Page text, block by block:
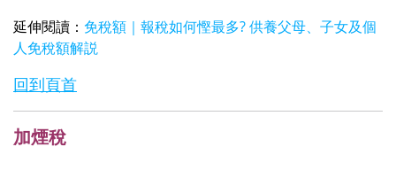
延伸閱讀： 免稅額｜報稅如何慳最多? 供養父母、子女及個
人免稅額解説
回到頁首
加煙稅